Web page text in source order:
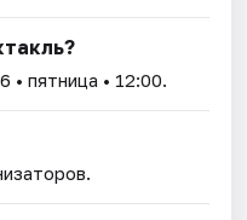
• пятница • 12:00.